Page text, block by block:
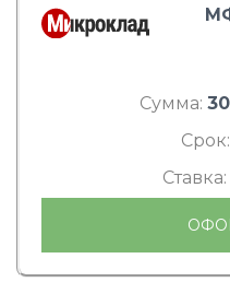
Сумма:
Срок:
Ставка: